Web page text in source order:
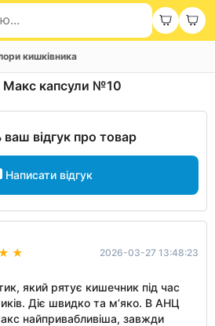
кишківника
Макс капсули №10
ваш відгук про товар
Написати відгук
2026-03-27 13:48:23
який рятує кишечник під час
Діє швидко та м’яко. В АНЦ
найпривабливіша, завжди